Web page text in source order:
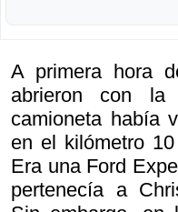
A primera hora
abrieron con la
camioneta había
en el kilómetro
Era una Ford
pertenecía a